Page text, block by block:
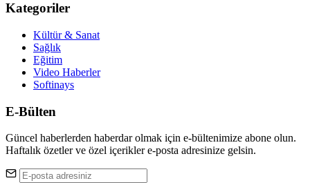
Kategoriler
Kültür & Sanat
Sağlık
Eğitim
Video Haberler
Softinays
E-Bülten
Güncel haberlerden haberdar olmak için e-bültenimize abone olun.
Haftalık özetler ve özel içerikler e-posta adresinize gelsin.